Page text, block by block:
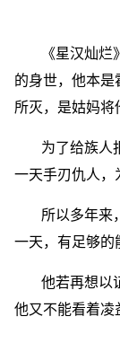
《星汉灿
的身世，他本是
所灭，是姑妈将
为了给族人
一天手刃仇人，
所以多年来
一天，有足够的
他若再想以
他又不能看着凌